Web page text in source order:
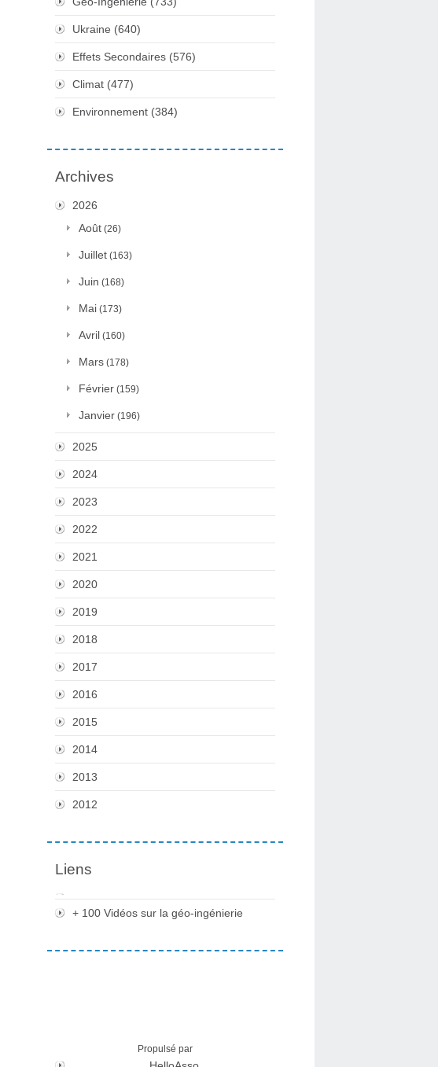
Ukraine (640)
Effets Secondaires (576)
Climat (477)
Environnement (384)
Archives
2026
Août (26)
Juillet (163)
Juin (168)
Mai (173)
Avril (160)
Mars (178)
Février (159)
Janvier (196)
2025
2024
2023
2022
2021
2020
2019
2018
2017
2016
2015
2014
2013
2012
Liens
+ 100 Vidéos sur la géo-ingénierie
Propulsé par